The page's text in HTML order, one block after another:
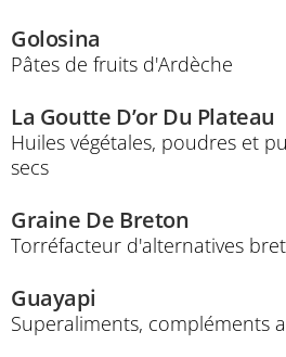
Golosina
Pâtes de fruits d'Ardèche
La Goutte D’or Du Plateau
Huiles végétales, poudres et
secs
Graine De Breton
Torréfacteur d'alternatives
Guayapi
Superaliments, compléments